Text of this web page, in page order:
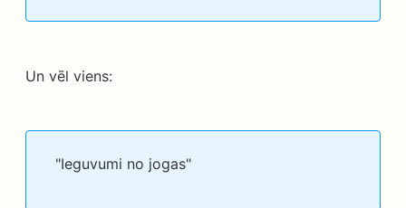
Un vēl viens:
"Ieguvumi no jogas"